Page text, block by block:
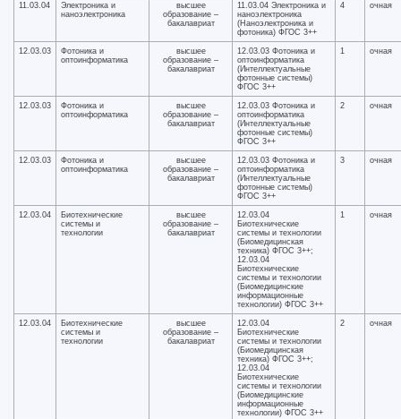
11.03.04
Электроника и
наноэлектроника
высшее
образование –
бакалавриат
11.03.04 Электроника и
наноэлектроника
(Наноэлектроника и
фотоника) ФГОС 3++
4 очная
12.03.03
Фотоника и
оптоинформатика
высшее
образование –
бакалавриат
12.03.03 Фотоника и
оптоинформатика
(Интеллектуальные
фотонные системы)
ФГОС 3++
1 очная
12.03.03
Фотоника и
оптоинформатика
высшее
образование –
бакалавриат
12.03.03 Фотоника и
оптоинформатика
(Интеллектуальные
фотонные системы)
ФГОС 3++
2 очная
12.03.03
Фотоника и
оптоинформатика
высшее
образование –
бакалавриат
12.03.03 Фотоника и
оптоинформатика
(Интеллектуальные
фотонные системы)
ФГОС 3++
3 очная
12.03.04
Биотехнические
системы и
технологии
высшее
образование –
бакалавриат
12.03.04
Биотехнические
системы и технологии
(Биомедицинская
техника) ФГОС 3++;
12.03.04
Биотехнические
системы и технологии
(Биомедицинские
информационные
технологии) ФГОС 3++
1 очная
12.03.04
Биотехнические
системы и
технологии
высшее
образование –
бакалавриат
12.03.04
Биотехнические
системы и технологии
(Биомедицинская
техника) ФГОС 3++;
12.03.04
Биотехнические
системы и технологии
(Биомедицинские
информационные
технологии) ФГОС 3++
2 очная